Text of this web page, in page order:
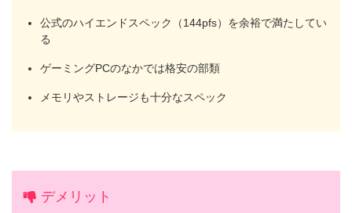
公式のハイエンドスペック（144pfs）を余裕で満たしてい
る
ゲーミングPCのなかでは格安の部類
メモリやストレージも十分なスペック
デメリット